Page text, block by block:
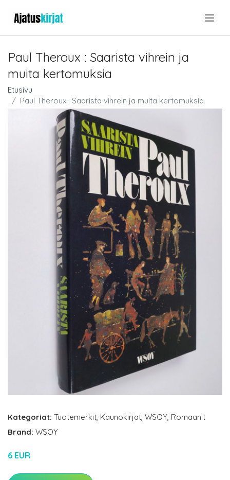
Paul Theroux : Saarista vihrein ja
muita kertomuksia
Etusivu
Paul Theroux : Saarista vihrein ja muita kertomuksia
Kategoriat: Tuotemerkit, Kaunokirjat, WSOY, Romaanit
Brand: WSOY
6 EUR